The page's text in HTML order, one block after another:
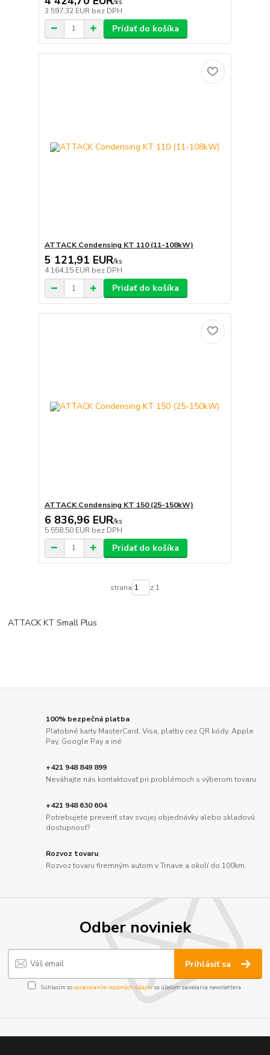
/ks
3 597,32 EUR bez DPH
Pridať do košíka
ATTACK Condensing KT 110 (11-108kW)
5 121,91 EUR/ks
4 164,15 EUR bez DPH
Pridať do košíka
ATTACK Condensing KT 150 (25-150kW)
6 836,96 EUR/ks
5 558,50 EUR bez DPH
Pridať do košíka
strana z 1
ATTACK KT Small Plus
100% bezpečná platba
Platobné karty MasterCard, Visa, platby cez QR kódy, Apple
Pay, Google Pay a iné
+421 948 849 899
Neváhajte nás kontaktovať pri problémoch s výberom tovaru
+421 948 630 604
Potrebujete preveriť stav svojej objednávky alebo skladovú
dostupnosť?
Rozvoz tovaru
Rozvoz tovaru firemným autom v Trnave a okolí do 100km.
Odber noviniek
Prihlásiť sa
Súhlasím sospracovaním osobných údajov za účelom zasielania newslettera.